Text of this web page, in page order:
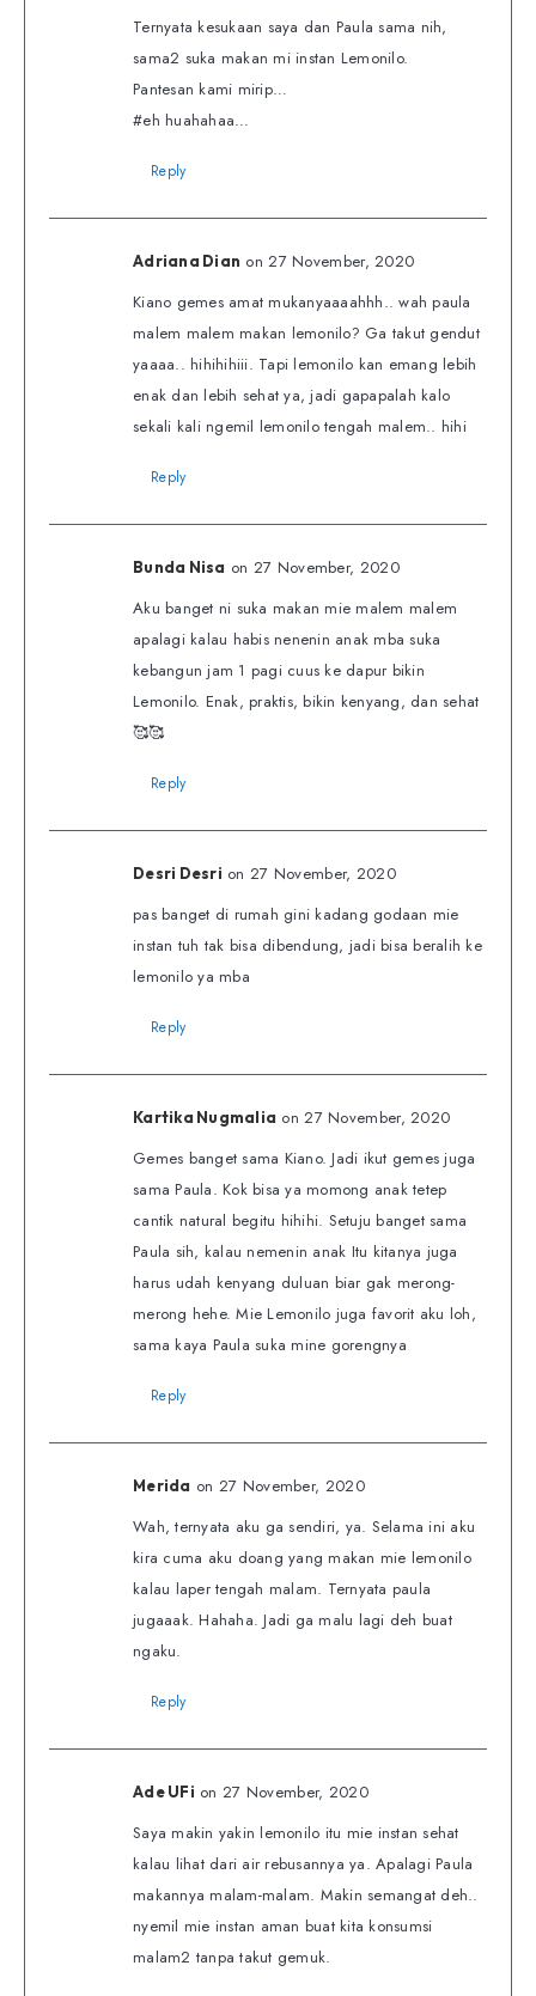
Ternyata kesukaan saya dan Paula sama nih,
sama2 suka makan mi instan Lemonilo.
Pantesan kami mirip…
#eh huahahaa…
Reply
Adriana Dian on 27 November, 2020
Kiano gemes amat mukanyaaaahhh.. wah paula
malem malem makan lemonilo? Ga takut gendut
yaaaa.. hihihihiii. Tapi lemonilo kan emang lebih
enak dan lebih sehat ya, jadi gapapalah kalo
sekali kali ngemil lemonilo tengah malem.. hihi
Reply
Bunda Nisa on 27 November, 2020
Aku banget ni suka makan mie malem malem
apalagi kalau habis nenenin anak mba suka
kebangun jam 1 pagi cuus ke dapur bikin
Lemonilo. Enak, praktis, bikin kenyang, dan sehat
🥰🥰
Reply
Desri Desri on 27 November, 2020
pas banget di rumah gini kadang godaan mie
instan tuh tak bisa dibendung, jadi bisa beralih ke
lemonilo ya mba
Reply
Kartika Nugmalia on 27 November, 2020
Gemes banget sama Kiano. Jadi ikut gemes juga
sama Paula. Kok bisa ya momong anak tetep
cantik natural begitu hihihi. Setuju banget sama
Paula sih, kalau nemenin anak Itu kitanya juga
harus udah kenyang duluan biar gak merong-
merong hehe. Mie Lemonilo juga favorit aku loh,
sama kaya Paula suka mine gorengnya
Reply
Merida on 27 November, 2020
Wah, ternyata aku ga sendiri, ya. Selama ini aku
kira cuma aku doang yang makan mie lemonilo
kalau laper tengah malam. Ternyata paula
jugaaak. Hahaha. Jadi ga malu lagi deh buat
ngaku.
Reply
Ade UFi on 27 November, 2020
Saya makin yakin lemonilo itu mie instan sehat
kalau lihat dari air rebusannya ya. Apalagi Paula
makannya malam-malam. Makin semangat deh..
nyemil mie instan aman buat kita konsumsi
malam2 tanpa takut gemuk.